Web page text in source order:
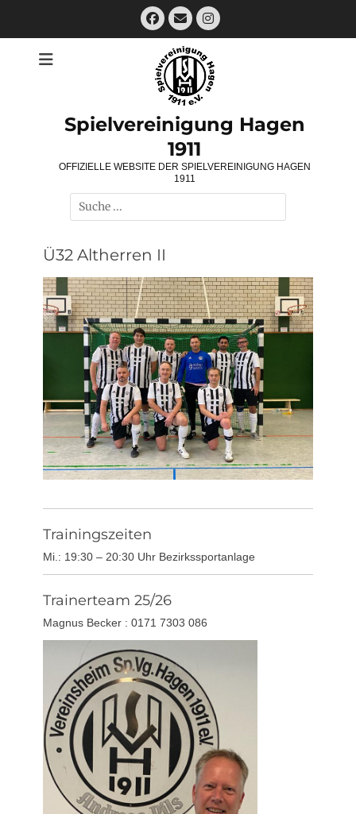
Facebook
E-
Mail
Instagram
Spielvereinigung Hagen
1911
OFFIZIELLE WEBSITE DER SPIELVEREINIGUNG HAGEN
1911
Suchen
nach:
Ü32 Altherren II
Trainingszeiten
Mi.: 19:30 – 20:30 Uhr Bezirkssportanlage
Trainerteam 25/26
Magnus Becker : 0171 7303 086